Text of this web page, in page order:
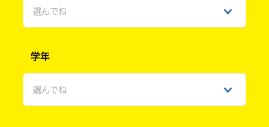
選んでね
ひみつ
学年
選んでね